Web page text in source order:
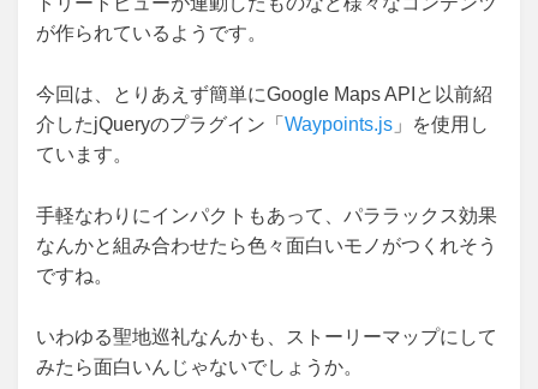
が作られているようです。
今回は、とりあえず簡単にGoogle Maps APIと以前紹
介したjQueryのプラグイン「 Waypoints.js 」を使用し
ています。
手軽なわりにインパクトもあって、パララックス効果
なんかと組み合わせたら色々面白いモノがつくれそう
ですね。
いわゆる聖地巡礼なんかも、ストーリーマップにして
みたら面白いんじゃないでしょうか。